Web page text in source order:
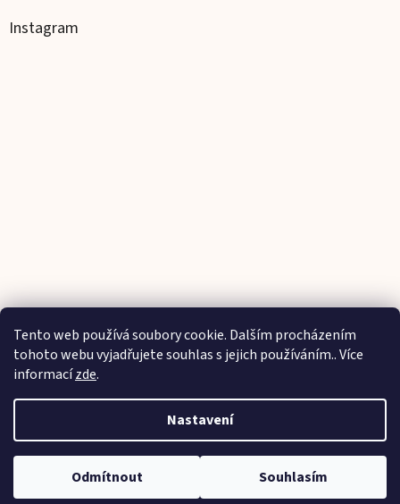
Tento web používá soubory cookie. Dalším procházením
tohoto webu vyjadřujete souhlas s jejich používáním.. Více
informacízde.
Nastavení
Odmítnout Souhlasím
Instagram
Sledovat na Instagramu
Copyright 2026Parádičky na ručičky. Všechna práva